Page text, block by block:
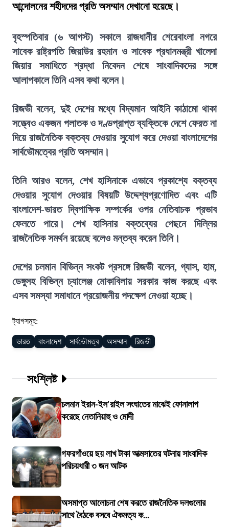
আন্দোলনের শহীদদের প্রতি অসম্মান দেখানো হয়েছে।
বৃহস্পতিবার (৬ আগস্ট) সকালে রাজধানীর শেরেবাংলা নগরে
সাবেক রাষ্ট্রপতি জিয়াউর রহমান ও সাবেক প্রধানমন্ত্রী খালেদা
জিয়ার সমাধিতে শ্রদ্ধা নিবেদন শেষে সাংবাদিকদের সঙ্গে
আলাপকালে তিনি এসব কথা বলেন।
রিজভী বলেন, দুই দেশের মধ্যে বিদ্যমান আইনি কাঠামো থাকা
সত্ত্বেও একজন পলাতক ও দণ্ডপ্রাপ্ত ব্যক্তিকে দেশে ফেরত না
দিয়ে রাজনৈতিক বক্তব্য দেওয়ার সুযোগ করে দেওয়া বাংলাদেশের
সার্বভৌমত্বের প্রতি অসম্মান।
তিনি আরও বলেন, শেখ হাসিনাকে এভাবে প্রকাশ্যে বক্তব্য
দেওয়ার সুযোগ দেওয়ার বিষয়টি উদ্দেশ্যপ্রণোদিত এবং এটি
বাংলাদেশ-ভারত দ্বিপাক্ষিক সম্পর্কের ওপর নেতিবাচক প্রভাব
ফেলতে পারে। শেখ হাসিনার বক্তব্যের পেছনে দিল্লির
রাজনৈতিক সমর্থন রয়েছে বলেও মন্তব্য করেন তিনি।
দেশের চলমান বিভিন্ন সংকট প্রসঙ্গে রিজভী বলেন, গ্যাস, হাম,
ডেঙ্গুসহ বিভিন্ন চ্যালেঞ্জ মোকাবিলায় সরকার কাজ করছে এবং
এসব সমস্যা সমাধানে প্রয়োজনীয় পদক্ষেপ নেওয়া হচ্ছে।
ট্যাগসমূহ:
ভারত বাংলাদেশ সার্বভৌমত্ব অসম্মান রিজভী
সংশ্লিষ্ট
চলমান ইরান-ইস'রাইল সংঘাতের মাঝেই ফোনালাপ
করেছে নেতানিয়াহু ও মোদী
গফরগাঁওয়ে ছয় লাখ টাকা আত্মসাতের ঘটনায় সাংবাদিক
পরিচয়ধারী ৩ জন আটক
অসমাপ্ত আলোচনা শেষ করতে রাজনৈতিক দলগুলোর
সাথে বৈঠকে বসবে ঐকমত্য ক...